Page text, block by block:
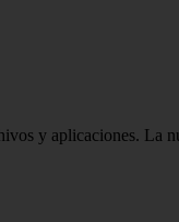
y aplicaciones. La